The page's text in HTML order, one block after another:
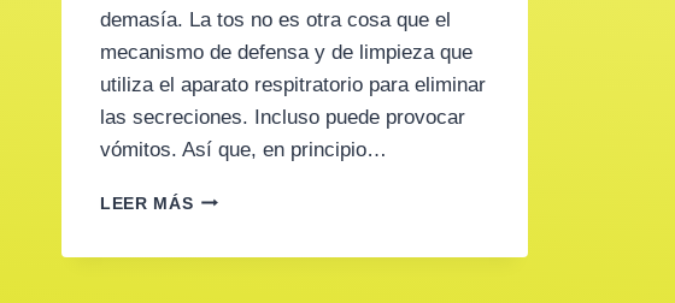
demasía. La tos no es otra cosa que el
mecanismo de defensa y de limpieza que
utiliza el aparato respitratorio para eliminar
las secreciones. Incluso puede provocar
vómitos. Así que, en principio…
LEER MÁS¿QUÉ